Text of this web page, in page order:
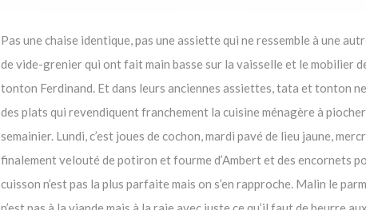
Pas une chaise identique, pas une assiette qui ne ressemble à une
de vide-grenier qui ont fait main basse sur la vaisselle et le mobilier
tonton Ferdinand. Et dans leurs anciennes assiettes, tata et tonton
des plats qui revendiquent franchement la cuisine ménagère à
semainier. Lundi, c’est joues de cochon, mardi pavé de lieu jaune,
finalement velouté de potiron et fourme d’Ambert et des encornets
cuisson n’est pas la plus parfaite mais on s’en rapproche. Malin le